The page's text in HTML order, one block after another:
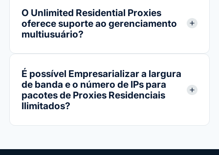
O Unlimited Residential Proxies
oferece suporte ao gerenciamento
multiusuário?
É possível Empresarializar a largura
de banda e o número de IPs para
pacotes de Proxies Residenciais
Ilimitados?